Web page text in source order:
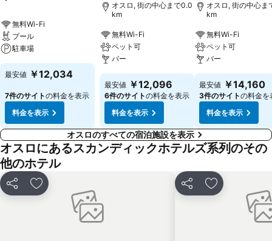
無料Wi-Fi
プール
駐車場
最安値 ￥12,034
7件のサイトの料金を表示
料金を表示
オスロ, 街の中心まで0.0
km
無料Wi-Fi
ペット可
バー
最安値 ￥12,096
6件のサイトの料金を表示
料金を表示
オスロ, 街の中心ま
km
無料Wi-Fi
ペット可
バー
最安値 ￥14,160
3件のサイトの料金を
料金を表示
オスロのすべての宿泊施設を表示
オスロにあるスカンディックホテルズ系列のその
他のホテル
シェア お気に入りに追加 シェア お気に入りに